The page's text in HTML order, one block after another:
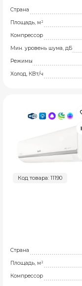
Страна
Площадь, м²
Компрессор
Мин. уровень шума, дБ
Режимы
Холод, КВт/ч
Код товара: 11190
Страна
Площадь, м²
Компрессор